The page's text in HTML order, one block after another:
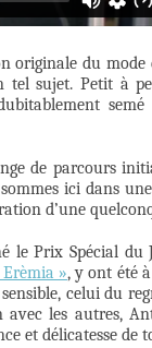
originale du
tel sujet. Petit à
de parcours
ici dans
d’une
le Prix Spécial
», y ont été
celui du
avec les autres,
et délicatesse de